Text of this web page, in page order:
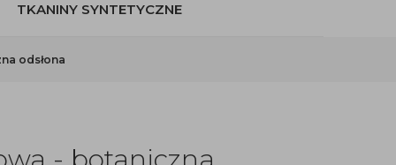
TKANINY SYNTETYCZNE
odsłona